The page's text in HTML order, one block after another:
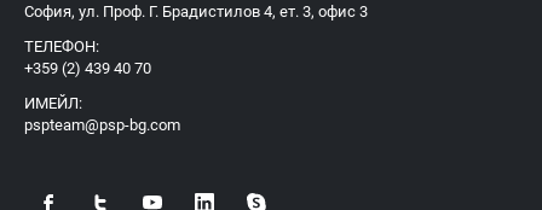
София, ул. Проф. Г. Брадистилов 4, ет. 3, офис 3
ТЕЛЕФОН:
+359 (2) 439 40 70
ИМЕЙЛ:
pspteam@psp-bg.com